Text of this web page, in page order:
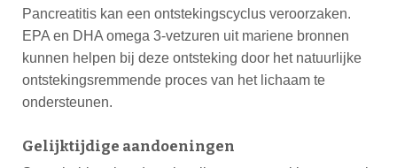
Pancreatitis kan een ontstekingscyclus veroorzaken.
EPA en DHA omega 3-vetzuren uit mariene bronnen
kunnen helpen bij deze ontsteking door het natuurlijke
ontstekingsremmende proces van het lichaam te
ondersteunen.
Gelijktijdige aandoeningen